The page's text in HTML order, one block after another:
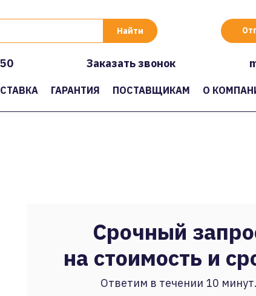
Заказать звонок
ГАРАНТИЯ ПОСТАВЩИКАМ О
Срочный
на стоимость и
Ответим в течении 10 минут.